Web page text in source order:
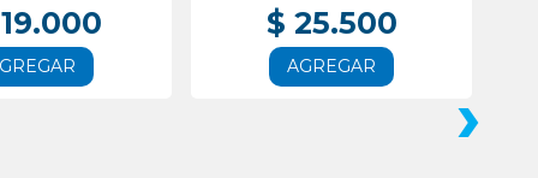
$ 25.500
AGREGAR
›